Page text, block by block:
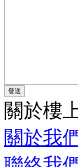
關於樓
關於我